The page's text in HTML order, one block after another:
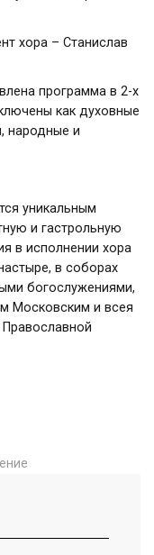
хора – Станислав
программа в 2-х
как духовные
народные и
уникальным
и гастрольную
в исполнении хора
в соборах
богослужениями,
Московским и всея